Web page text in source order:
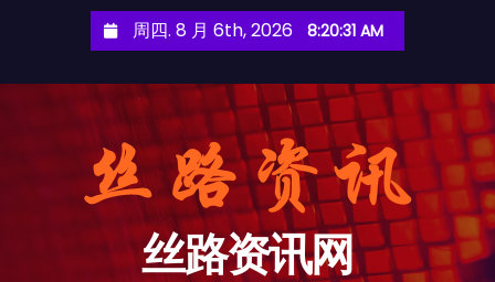
周四. 8 月 6th, 2026 8:20:32 AM
丝路资讯网